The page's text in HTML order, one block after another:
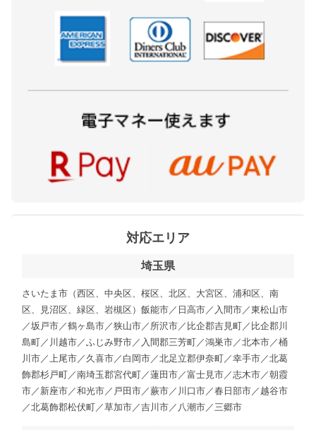
対応エリア
埼玉県
さいたま市（西区、中央区、桜区、北区、大宮区、浦和区、南
区、見沼区、緑区、岩槻区）飯能市／日高市／入間市／東松山市
／坂戸市／鶴ヶ島市／狭山市／所沢市／比企郡吉見町／比企郡川
島町／川越市／ふじみ野市／入間郡三芳町／鴻巣市／北本市／桶
川市／上尾市／久喜市／白岡市／北足立郡伊奈町／幸手市／北葛
飾郡杉戸町／南埼玉郡宮代町／蓮田市／富士見市／志木市／朝霞
市／新座市／和光市／戸田市／蕨市／川口市／春日部市／越谷市
／北葛飾郡松伏町／草加市／吉川市／八潮市／三郷市